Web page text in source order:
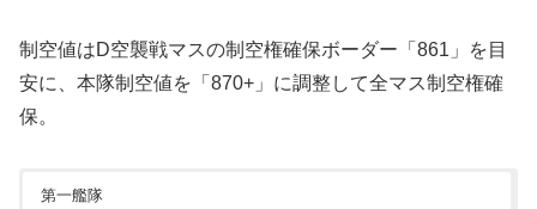
制空値はD空襲戦マスの制空権確保ボーダー「861」を目
安に、本隊制空値を「870+」に調整して全マス制空権確
保。
第一艦隊